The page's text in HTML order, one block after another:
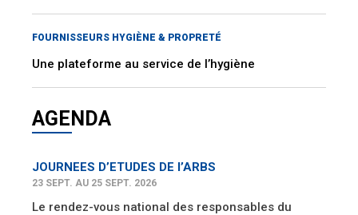
FOURNISSEURS HYGIÈNE & PROPRETÉ
Une plateforme au service de l’hygiène
AGENDA
JOURNEES D’ETUDES DE l’ARBS
23 SEPT. AU 25 SEPT. 2026
Le rendez-vous national des responsables du